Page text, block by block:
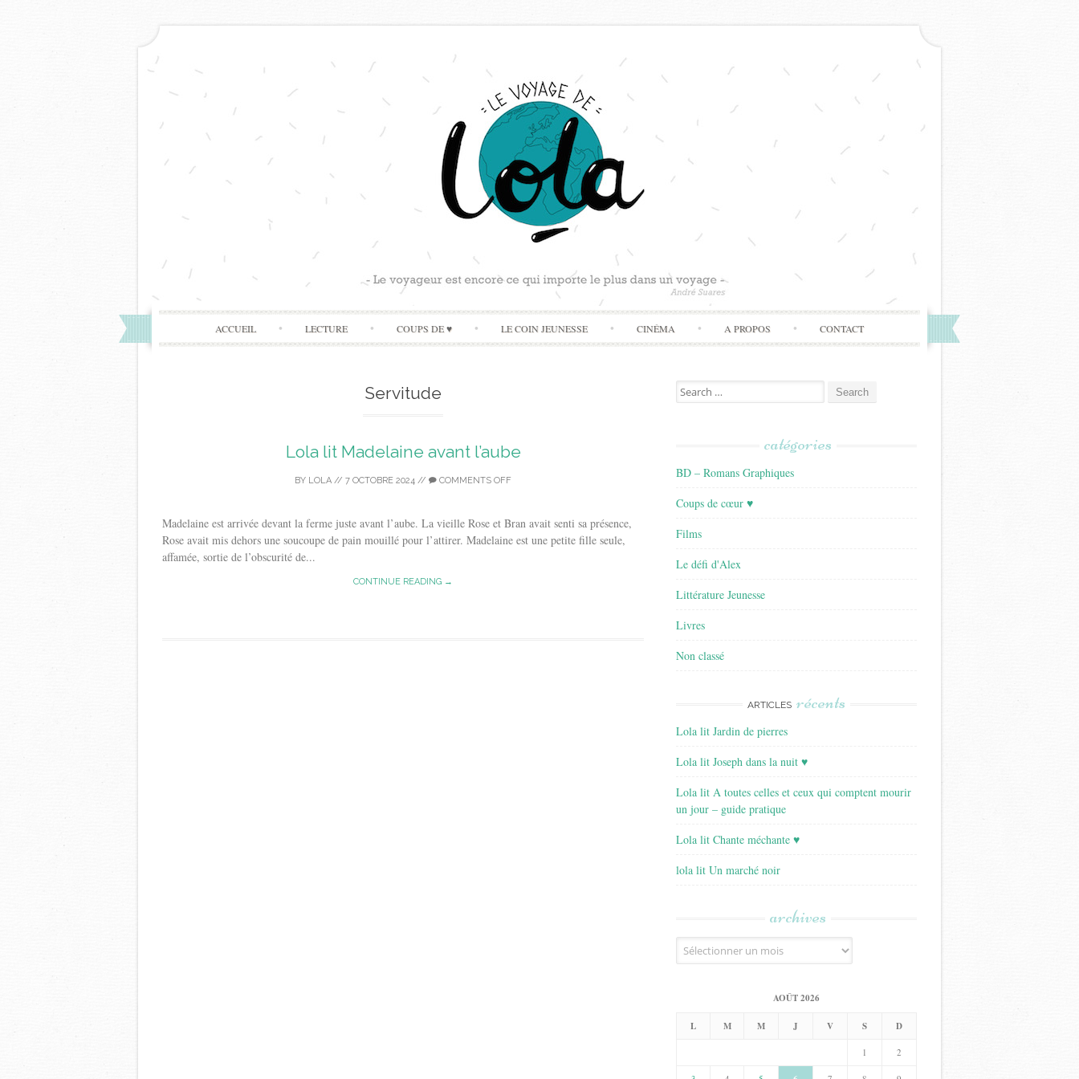
Skip
to
ACCUEIL LECTURE COUPS DE ♥ LE COIN JEUNESSE CINÉMA A PROPOS CONTACT
Servitude
Lola lit Madelaine avant l’aube
BY LOLA // 7 OCTOBRE 2024 // COMMENTS OFF
Madelaine est arrivée devant la ferme juste avant l’aube. La vieille Rose et Bran avait senti sa présence,
Rose avait mis dehors une soucoupe de pain mouillé pour l’attirer. Madelaine est une petite fille seule,
affamée, sortie de l’obscurité de...
CONTINUE READING →
Search
for:
catégories
BD – Romans Graphiques
Coups de cœur ♥
Films
Le défi d'Alex
Littérature Jeunesse
Livres
Non classé
ARTICLES récents
Lola lit Jardin de pierres
Lola lit Joseph dans la nuit ♥
Lola lit A toutes celles et ceux qui comptent mourir
un jour – guide pratique
Lola lit Chante méchante ♥
lola lit Un marché noir
archives
Archives
AOÛT 2026
L M M J V S D
1 2